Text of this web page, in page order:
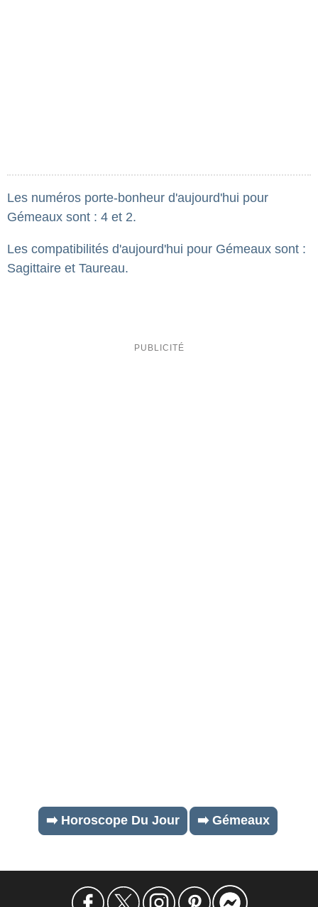
Les numéros porte-bonheur d'aujourd'hui pour
Gémeaux sont : 4 et 2.
Les compatibilités d'aujourd'hui pour Gémeaux sont :
Sagittaire et Taureau.
➡️ Horoscope Du Jour ➡️ Gémeaux